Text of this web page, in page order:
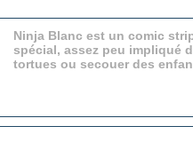
Ninja Blanc est un comic
spécial, assez peu impliqué
tortues ou secouer des